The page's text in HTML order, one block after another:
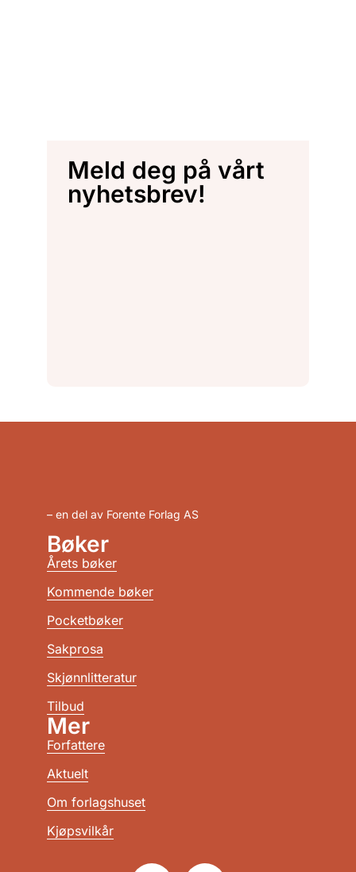
Meld deg på vårt
nyhetsbrev!
– en del av Forente Forlag AS
Bøker
Årets bøker
Kommende bøker
Pocketbøker
Sakprosa
Skjønnlitteratur
Tilbud
Mer
Forfattere
Aktuelt
Om forlagshuset
Kjøpsvilkår